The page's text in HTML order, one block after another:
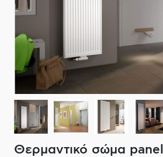
ΔΙΑΚΟΠΤΙΚΟ ΥΛΙΚΟ
ΕΞΟΠΛΙΣΜΟΣ ΘΕΡΜΑΝΣΗΣ
ΗΛΕΚΤΡΙΚΗ ΘΕΡΜΑΝΣΗ
ΦΙΛΤΡΑ ΜΠΑΝΙΟΥ
ΚΑΝΑΤΕΣ-ΠΑΓΟΥΡΙΑ ΦΙΛΤΡΟΥ
ΚΑΘΡΕΠΤΕΣ
ΚΑΜΠΙΝΕΣ
ΑΞΕΣΟΥΑΡ
ΜΠΑΤΑΡΙΕΣ ΜΠΑΝΙΟΥ
ΣΤΗΛΕΣ - ΥΔΡΟΜΑΣΑΖ
ΚΑΖΑΝΑΚΙΑ
Θερμαντικό σώμα panel